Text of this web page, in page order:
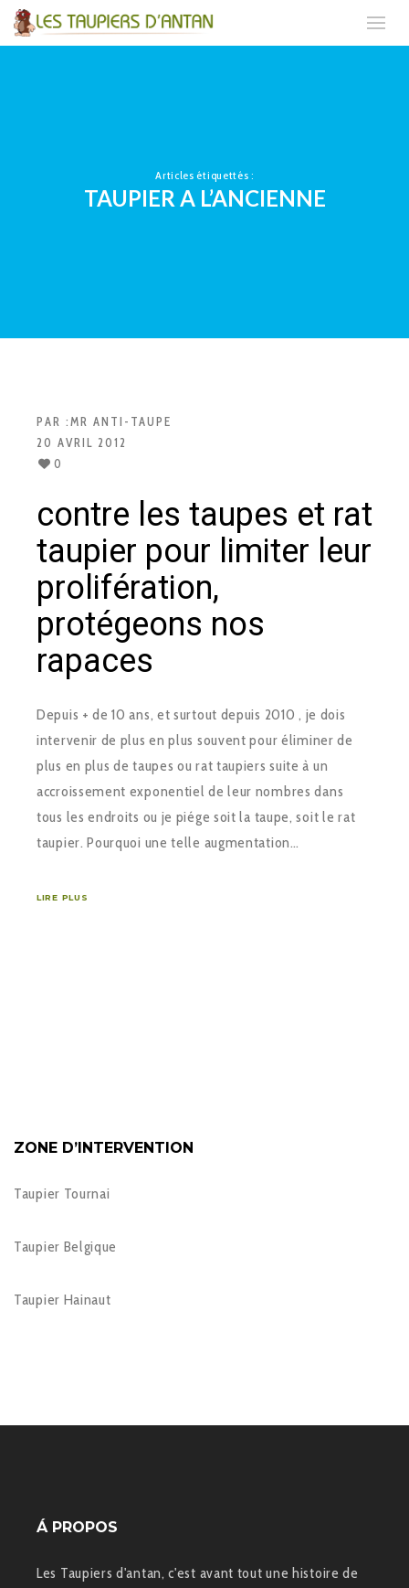
Articles étiquettés :
TAUPIER A L’ANCIENNE
PAR :MR ANTI-TAUPE
20 AVRIL 2012
0
contre les taupes et rat
taupier pour limiter leur
prolifération,
protégeons nos
rapaces
Depuis + de 10 ans, et surtout depuis 2010 , je dois
intervenir de plus en plus souvent pour éliminer de
plus en plus de taupes ou rat taupiers suite à un
accroissement exponentiel de leur nombres dans
tous les endroits ou je piége soit la taupe, soit le rat
taupier. Pourquoi une telle augmentation…
LIRE PLUS
ZONE D’INTERVENTION
Taupier Tournai
Taupier Belgique
Taupier Hainaut
Á PROPOS
Les Taupiers d'antan, c'est avant tout une histoire de